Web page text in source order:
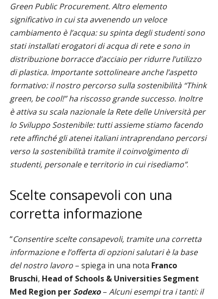
Green Public Procurement. Altro elemento
significativo in cui sta avvenendo un veloce
cambiamento è l’acqua: su spinta degli studenti sono
stati installati erogatori di acqua di rete e sono in
distribuzione borracce d’acciaio per ridurre l’utilizzo
di plastica. Importante sottolineare anche l’aspetto
formativo: il nostro percorso sulla sostenibilità “Think
green, be cool!” ha riscosso grande successo. Inoltre
è attiva su scala nazionale la Rete delle Università per
lo Sviluppo Sostenibile: tutti assieme stiamo facendo
rete affinché gli atenei italiani intraprendano percorsi
verso la sostenibilità tramite il coinvolgimento di
studenti, personale e territorio in cui risediamo”.
Scelte consapevoli con una
corretta informazione
“Consentire scelte consapevoli, tramite una corretta
informazione e l’offerta di opzioni salutari è la base
del nostro lavoro – spiega in una nota Franco
Bruschi, Head of Schools & Universities Segment
Med Region per Sodexo– Alcuni esempi tra i tanti: il